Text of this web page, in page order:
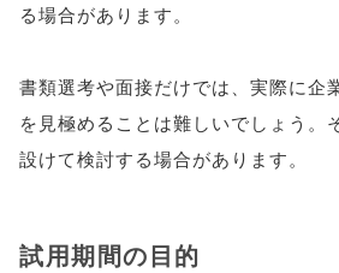
る場合があります。
書類選考や面接だけでは、実際に企
を見極めることは難しいでしょう。
設けて検討する場合があります。
試用期間の目的